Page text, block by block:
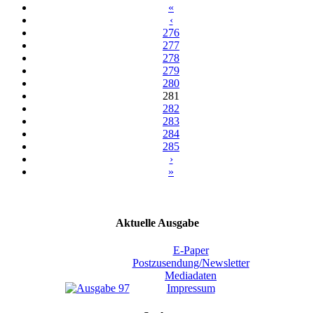
«
‹
276
277
278
279
280
281
282
283
284
285
›
»
Aktuelle Ausgabe
E-Paper
Postzusendung/Newsletter
Mediadaten
Impressum